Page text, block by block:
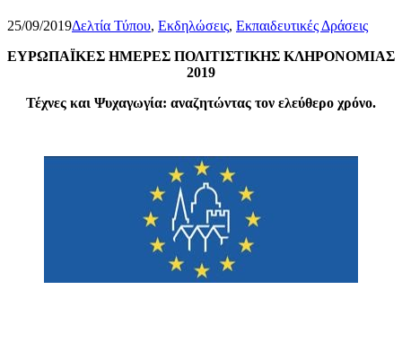
25/09/2019Δελτία Τύπου, Εκδηλώσεις, Εκπαιδευτικές Δράσεις
ΕΥΡΩΠΑΪΚΕΣ ΗΜΕΡΕΣ ΠΟΛΙΤΙΣΤΙΚΗΣ ΚΛΗΡΟΝΟΜΙΑΣ
2019
Τέχνες και Ψυχαγωγία: αναζητώντας τον ελεύθερο χρόνο.